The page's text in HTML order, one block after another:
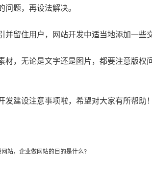
题，再设法解决。
并留住用户，网站开发中适当地添加一些
材，无论是文字还是图片，都要注意版
发建设注意事项啦，希望对大家有所帮助！
站，企业做网站的目的是什么?